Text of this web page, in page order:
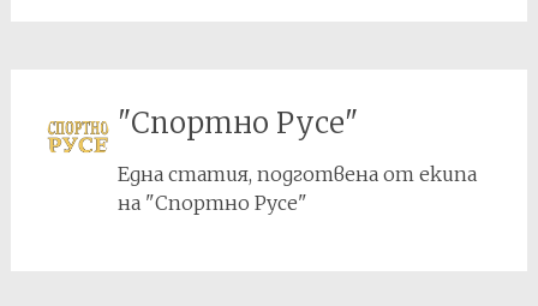
"Спортно Русе"
Една статия, подготвена от екипа
на "Спортно Русе"